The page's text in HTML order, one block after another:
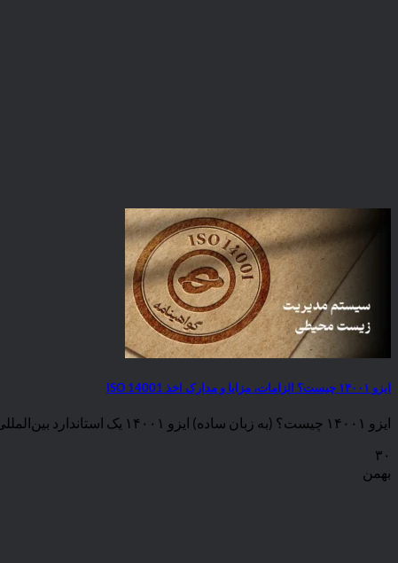
ایزو ۱۴۰۰۱ چیست؟ الزامات، مزایا و مدارک اخذ ISO 14001
ایزو ۱۴۰۰۱ چیست؟ (به زبان ساده) ایزو ۱۴۰۰۱ یک استاندارد بین‌المللی برای مدیریت زیست‌محیطی است [...]
۳۰
بهمن